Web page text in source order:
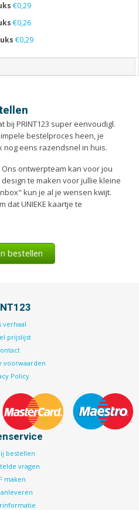
€0,29
€0,26
€0,29
PRINT123 super eenvoudigl.
bestelproces heen, je
eens razendsnel in huis.
ontwerpteam kan voor jou
te maken voor jullie kleine
kun je al je wensen kwijt.
dat UNIEKE kaartje te
bestellen
verhaal
prijslijst
voorwaarden
Policy
bestellen
vragen
maken